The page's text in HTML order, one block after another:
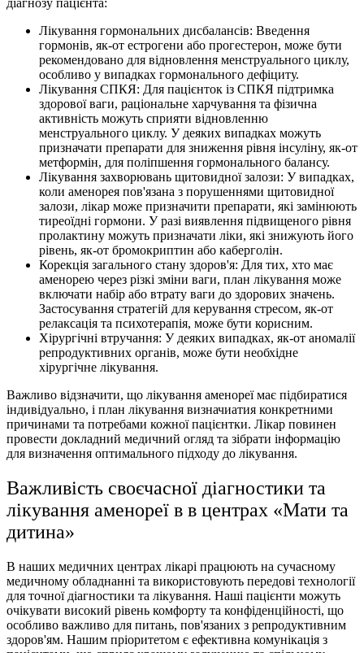
діагнозу пацієнта:
Лікування гормональних дисбалансів: Введення
гормонів, як-от естрогени або прогестерон, може бути
рекомендовано для відновлення менструального циклу,
особливо у випадках гормонального дефіциту.
Лікування СПКЯ: Для пацієнток із СПКЯ підтримка
здорової ваги, раціональне харчування та фізична
активність можуть сприяти відновленню
менструального циклу. У деяких випадках можуть
призначати препарати для зниження рівня інсуліну, як-от
метформін, для поліпшення гормонального балансу.
Лікування захворювань щитовидної залози: У випадках,
коли аменорея пов'язана з порушеннями щитовидної
залози, лікар може призначити препарати, які замінюють
тиреоїдні гормони. У разі виявлення підвищеного рівня
пролактину можуть призначати ліки, які знижують його
рівень, як-от бромокриптин або каберголін.
Корекція загального стану здоров'я: Для тих, хто має
аменорею через різкі зміни ваги, план лікування може
включати набір або втрату ваги до здорових значень.
Застосування стратегій для керування стресом, як-от
релаксація та психотерапія, може бути корисним.
Хірургічні втручання: У деяких випадках, як-от аномалії
репродуктивних органів, може бути необхідне
хірургічне лікування.
Важливо відзначити, що лікування аменореї має підбиратися
індивідуально, і план лікування визначиатия конкретними
причинами та потребами кожної пацієнтки. Лікар повинен
провести докладний медичний огляд та зібрати інформацію
для визначення оптимального підходу до лікування.
Важливість своєчасної діагностики та
лікування аменореї в в центрах «Мати та
дитина»
В наших медичних центрах лікарі працюють на сучасному
медичному обладнанні та використовують передові технології
для точної діагностики та лікування. Наші пацієнти можуть
очікувати високий рівень комфорту та конфіденційності, що
особливо важливо для питань, пов'язаних з репродуктивним
здоров'ям. Нашим пріоритетом є ефективна комунікація з